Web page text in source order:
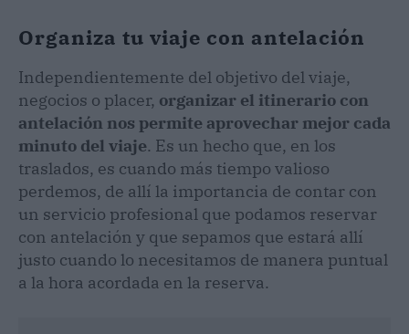
Organiza tu viaje con antelación
Independientemente del objetivo del viaje,
negocios o placer, organizar el itinerario con
antelación nos permite aprovechar mejor cada
minuto del viaje. Es un hecho que, en los
traslados, es cuando más tiempo valioso
perdemos, de allí la importancia de contar con
un servicio profesional que podamos reservar
con antelación y que sepamos que estará allí
justo cuando lo necesitamos de manera puntual
a la hora acordada en la reserva.